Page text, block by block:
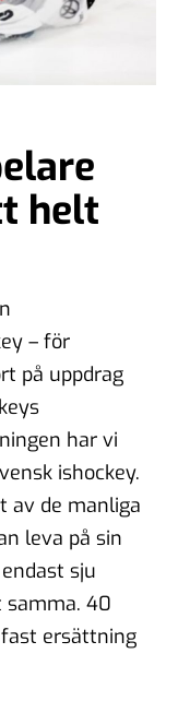
helt
– för
på uppdrag
har vi
ishockey.
av de manliga
leva på sin
sju
samma. 40
ersättning